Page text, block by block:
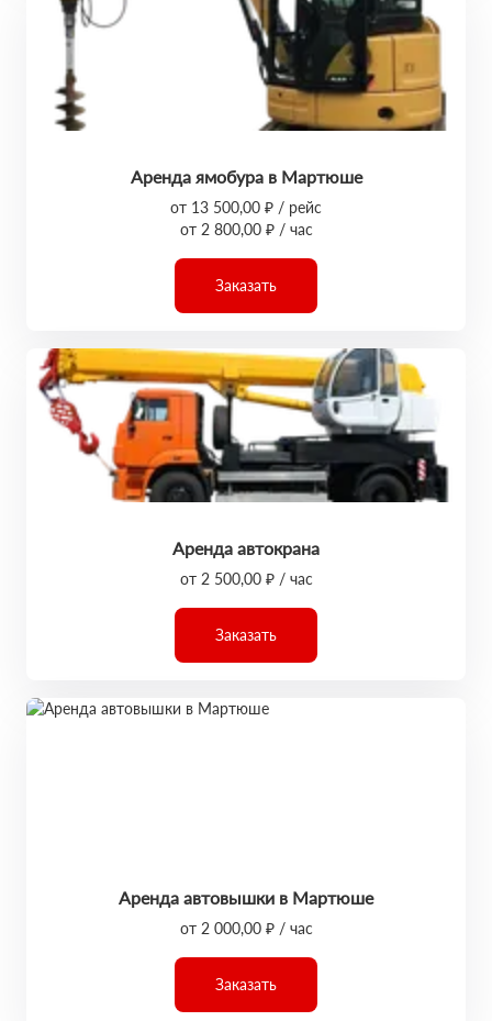
Аренда ямобура в Мартюше
от 13 500,00 ₽ / рейс
от 2 800,00 ₽ / час
Заказать
Аренда автокрана
от 2 500,00 ₽ / час
Заказать
Аренда автовышки в Мартюше
от 2 000,00 ₽ / час
Заказать